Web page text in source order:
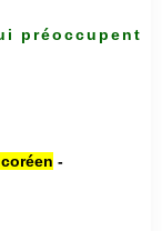
préoccupent
-